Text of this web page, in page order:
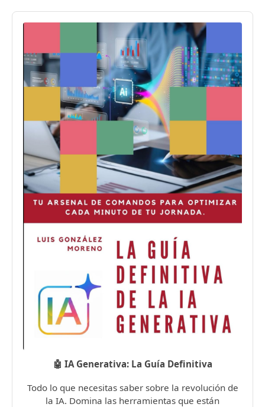
🤖 IA Generativa: La Guía Definitiva
Todo lo que necesitas saber sobre la revolución de
la IA. Domina las herramientas que están